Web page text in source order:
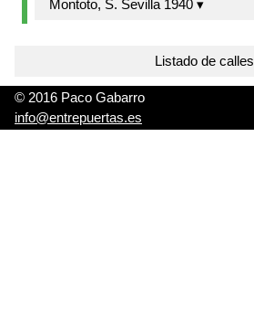
Montoto, S. Sevilla 1940 ▾
Listado de calles
© 2016 Paco Gabarro
info@entrepuertas.es